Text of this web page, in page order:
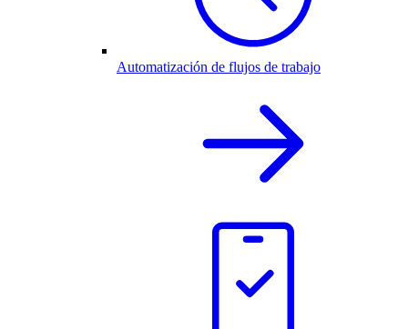
Automatización de flujos de trabajo